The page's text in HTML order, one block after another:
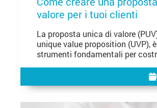
valore per i tuoi clienti
La proposta unica di valore
unique value proposition (UVP),
strumenti fondamentali per